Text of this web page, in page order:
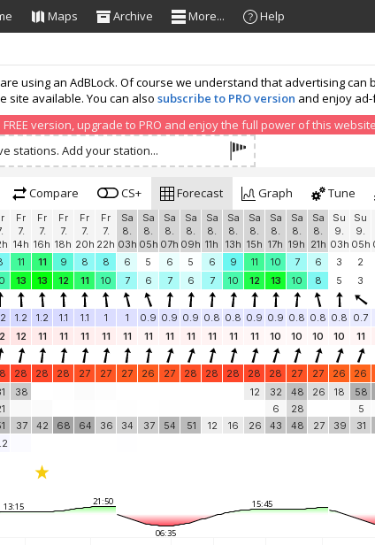
Maps Archive More... Help
using an AdBLock. Of course we understand that advertising
site available. You can also subscribe to PRO version and enjoy
version, upgrade to PRO and enjoy the full power of this
stations. Add your station...
Compare CS+ Forecast Graph Tune
Fr
7.
14h
Fr
7.
16h
Fr
7.
18h
Fr
7.
20h
Fr
7.
22h
Sa
8.
03h
Sa
8.
05h
Sa
8.
07h
Sa
8.
09h
Sa
8.
11h
Sa
8.
13h
Sa
8.
15h
Sa
8.
17h
Sa
8.
19h
Sa
8.
21h
Su
9.
03h
Su
9.
05h
11 11 9 8 8 6 5 6 5 6 9 11 10 7 6 3 2
13 13 12 11 10 7 6 7 6 7 10 12 13 10 8 5 3
1.2 1.2 1.1 1.1 1 1 0.9 0.9 0.9 0.8 0.8 0.9 0.9 0.8 0.8 0.8 0.7
12 11 11 11 11 11 11 11 11 11 11 11 10 10 10 10 11
28 28 28 27 27 27 26 27 28 28 28 28 28 27 27 26 26
38
37 42 68 64 36 34 37 54 51 12 16
12
26
32
6
43
48
28
48
26
27
18
39
58
5
31
13:15 21:50 15:45
06:35